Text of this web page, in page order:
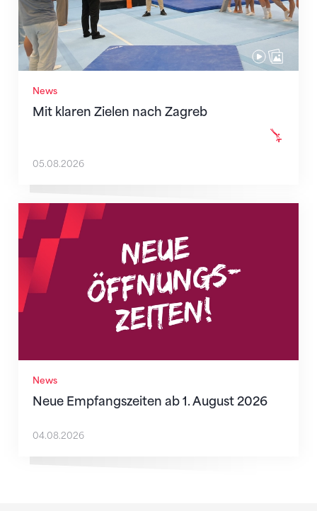
News
Mit klaren Zielen nach Zagreb
05.08.2026
News
Neue Empfangszeiten ab 1. August 2026
Neue Empfangszeiten ab 1. August 2026
04.08.2026